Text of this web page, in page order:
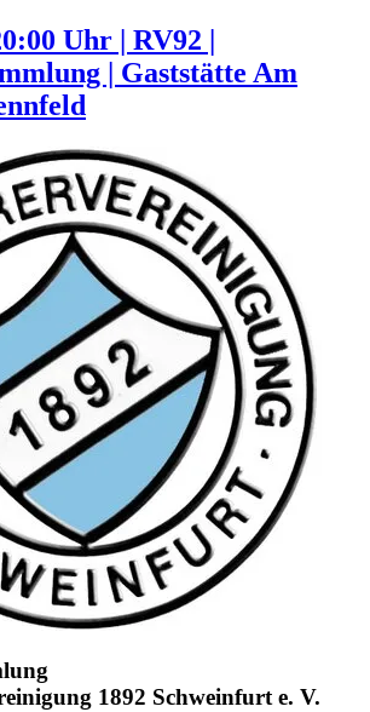
Uhr | RV92 |
| Gaststätte Am
1892 Schweinfurt e. V.